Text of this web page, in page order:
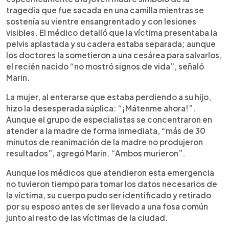
tragedia que fue sacada en una camilla mientras se
sostenía su vientre ensangrentado y con lesiones
visibles. El médico detalló que la víctima presentaba la
pelvis aplastada y su cadera estaba separada; aunque
los doctores la sometieron a una cesárea para salvarlos,
el recién nacido “no mostró signos de vida”, señaló
Marin.
La mujer, al enterarse que estaba perdiendo a su hijo,
hizo la desesperada súplica: “¡Mátenme ahora!”.
Aunque el grupo de especialistas se concentraron en
atender a la madre de forma inmediata, “más de 30
minutos de reanimación de la madre no produjeron
resultados”, agregó Marin. “Ambos murieron”.
Aunque los médicos que atendieron esta emergencia
no tuvieron tiempo para tomar los datos necesarios de
la víctima, su cuerpo pudo ser identificado y retirado
por su esposo antes de ser llevado a una fosa común
junto al resto de las víctimas de la ciudad.